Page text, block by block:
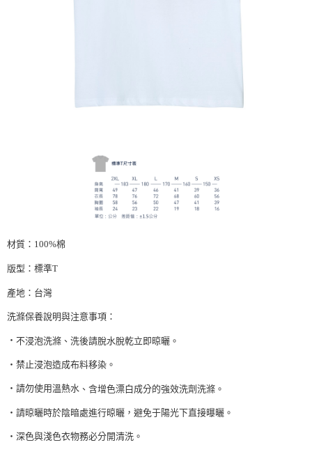
材質： 100%棉
版型：標準T
產地：台灣
洗滌保養說明與注意事項：
‧ 不浸泡洗滌、洗後請脫水脫乾立即晾曬。
‧禁止浸泡造成布料移染。
‧請勿使用溫熱水 、含增色漂白成分的強效洗劑洗滌。
‧請晾曬時於陰暗處進行晾曬，避免于陽光下直接曝曬。
‧深色與淺色衣物務必分開清洗。